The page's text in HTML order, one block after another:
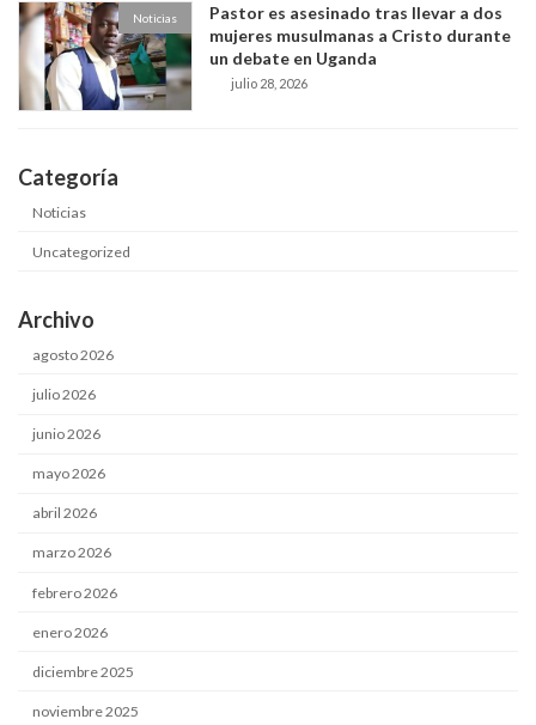
Noticias
Pastor es asesinado tras llevar a dos
mujeres musulmanas a Cristo durante
un debate en Uganda
julio 28, 2026
Categoría
Noticias
Uncategorized
Archivo
agosto 2026
julio 2026
junio 2026
mayo 2026
abril 2026
marzo 2026
febrero 2026
enero 2026
diciembre 2025
noviembre 2025